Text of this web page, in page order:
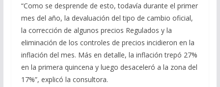
“Como se desprende de esto, todavía durante el primer
mes del año, la devaluación del tipo de cambio oficial,
la corrección de algunos precios Regulados y la
eliminación de los controles de precios incidieron en la
inflación del mes. Más en detalle, la inflación trepó 27%
en la primera quincena y luego desaceleró a la zona del
17%”, explicó la consultora.